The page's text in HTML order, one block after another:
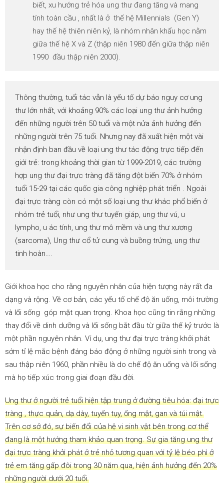
biết, xu hướng trẻ hóa ung thư đang tăng và mang
tính toàn cầu , nhất là ở thế hệ Millennials (Gen Y)
hay thế hệ thiên niên kỷ, là nhóm nhân khẩu học nằm
giữa thế hệ X và Z (thập niên 1980 đến giữa thập niên
1990 đầu thập niên 2000).
Thông thường, tuổi tác vẫn là yếu tố dự báo nguy cơ ung
thư lớn nhất, với khoảng 90% các loại ung thư ảnh hưởng
đến những người trên 50 tuổi và một nửa ảnh hưởng đến
những người trên 75 tuổi. Nhưng nay đã xuất hiện một vài
nhận định ban đầu về loại ung thư tác động trực tiếp đến
giới trẻ: trong khoảng thời gian từ 1999-2019, các trường
hợp ung thư đại trực tràng đã tăng đột biến 70% ở nhóm
tuổi 15-29 tại các quốc gia công nghiệp phát triển . Ngoài
đại trực tràng còn có một số loại ung thư khác phổ biến ở
nhóm trẻ tuổi, như ung thư tuyến giáp, ung thư vú, u
lympho, u ác tính, ung thư mô mềm và ung thư xương
(sarcoma), Ung thư cổ tử cung và buồng trứng, ung thư
tinh hoàn….
Giới khoa học cho rằng nguyên nhân của hiện tượng này rất đa
dạng và rộng. Về cơ bản, các yếu tố chế độ ăn uống, môi trường
và lối sống góp mặt quan trọng. Khoa học cũng tin rằng những
thay đổi về dinh dưỡng và lối sống bắt đầu từ giữa thế kỷ trước là
một phần nguyên nhân. Ví dụ, ung thư đại trực tràng khởi phát
sớm tỉ lệ mắc bệnh đáng báo động ở những người sinh trong và
sau thập niên 1960, phần nhiều là do chế độ ăn uống và lối sống
mà họ tiếp xúc trong giai đoạn đầu đời.
Ung thư ở người trẻ tuổi hiện tập trung ở đường tiêu hóa: đại trực
tràng , thực quản, dạ dày, tuyến tụy, ống mật, gan và túi mật.
Trên cơ sở đó, sự biến đổi của hệ vi sinh vật bên trong cơ thể
đang là một hướng tham khảo quan trọng. Sự gia tăng ung thư
đại trực tràng khởi phát ở trẻ nhỏ tương quan với tỷ lệ béo phì ở
trẻ em tăng gấp đôi trong 30 năm qua, hiện ảnh hưởng đến 20%
những người dưới 20 tuổi.